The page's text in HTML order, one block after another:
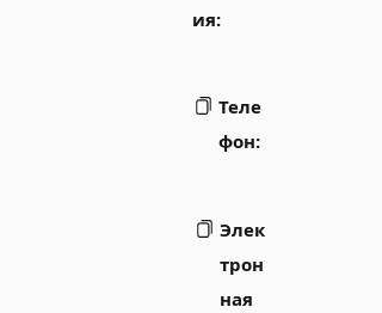
ия:
Теле
фон:
Элек
трон
ная